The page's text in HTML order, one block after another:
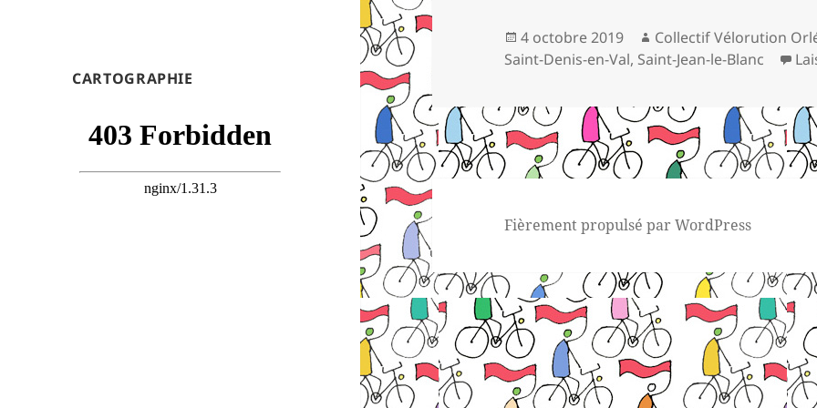
CARTOGRAPHIE
Publié
le
4 octobre 2019 Auteur
Collectif Vélorution
Saint-Denis-en-Val, Saint-Jean-le-Blanc
Fièrement propulsé par WordPress